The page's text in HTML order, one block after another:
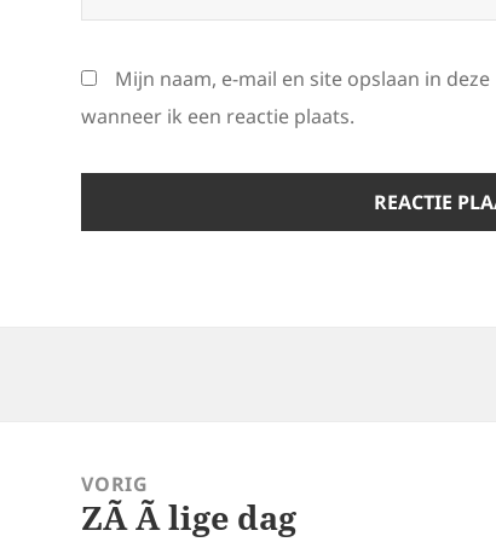
Mijn naam, e-mail en site opslaan in
wanneer ik een reactie plaats.
navigatieVORIG
Vorig
ZÃ Ã lige dag